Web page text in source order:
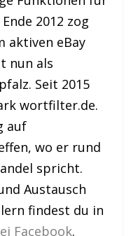
2012 zog
aktiven eBay
nun als
Seit 2015
wortfilter.de.
auf
wo er rund
spricht.
Austausch
findest du in
Facebook.